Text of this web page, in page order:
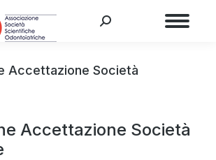
Accettazione Società
Accettazione Società